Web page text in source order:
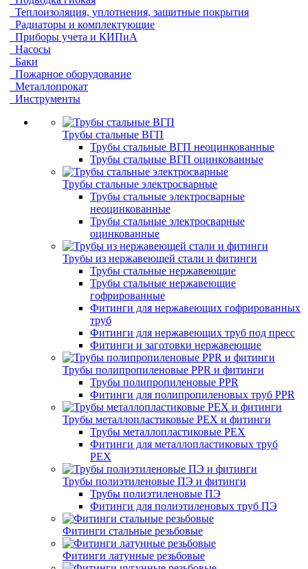
Теплоизоляция, уплотнения, защитные покрытия
Радиаторы и комплектующие
Приборы учета и КИПиА
Насосы
Баки
Пожарное оборудование
Металлопрокат
Инструменты
Трубы стальные ВГП
Трубы стальные ВГП неоцинкованные
Трубы стальные ВГП оцинкованные
Трубы стальные электросварные
Трубы стальные электросварные
неоцинкованные
Трубы стальные электросварные
оцинкованные
Трубы из нержавеющей стали и фитинги
Трубы стальные нержавеющие
Трубы стальные нержавеющие
гофрированные
Фитинги для нержавеющих гофрированных
труб
Фитинги для нержавеющих труб под пресс
Фитинги и заготовки нержавеющие
Трубы полипропиленовые PPR и фитинги
Трубы полипропиленовые PPR
Фитинги для полипропиленовых труб PPR
Трубы металлопластиковые PEX и фитинги
Трубы металлопластиковые PEX
Фитинги для металлопластиковых труб
PEX
Трубы полиэтиленовые ПЭ и фитинги
Трубы полиэтиленовые ПЭ
Фитинги для полиэтиленовых труб ПЭ
Фитинги стальные резьбовые
Фитинги латунные резьбовые